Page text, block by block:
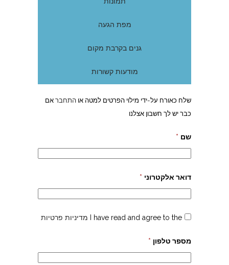
מפת הגעה
גנים בקרבת מקום
מודעות קשורות
שלח כאורח על-ידי מילוי הפרטים למטה או התחבראם
כבר יש לך חשבון אצלנו
שם *
דואר אלקטרוני *
I have read and agree to the מדיניות פרטיות
מספר טלפון *